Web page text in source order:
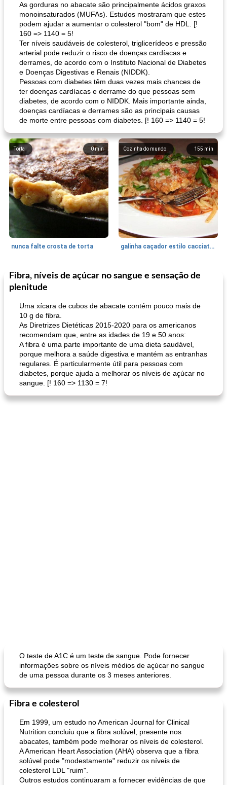
As gorduras no abacate são principalmente ácidos graxos
monoinsaturados (MUFAs). Estudos mostraram que estes
podem ajudar a aumentar o colesterol "bom" de HDL. [!
160 => 1140 = 5!
Ter níveis saudáveis ​​de colesterol, triglicerídeos e pressão
arterial pode reduzir o risco de doenças cardíacas e
derrames, de acordo com o Instituto Nacional de Diabetes
e Doenças Digestivas e Renais (NIDDK).
Pessoas com diabetes têm duas vezes mais chances de
ter doenças cardíacas e derrame do que pessoas sem
diabetes, de acordo com o NIDDK. Mais importante ainda,
doenças cardíacas e derrames são as principais causas
de morte entre pessoas com diabetes. [! 160 => 1140 = 5!
0min
Torta
nunca falte crosta de torta
155 min
Cozinha do mundo
galinha caçador estilo cacciatore
1470min
Feriados e Eventos
queijo festivo mergulho 'slaw'
25
Punch Beverage
perfurador de romã temperada
Fibra, níveis de açúcar no sangue e sensação de
plenitude
Uma xícara de cubos de abacate contém pouco mais de
10 g de fibra.
As Diretrizes Dietéticas 2015-2020 para os americanos
recomendam que, entre as idades de 19 e 50 anos:
A fibra é uma parte importante de uma dieta saudável,
porque melhora a saúde digestiva e mantém as entranhas
regulares. É particularmente útil para pessoas com
diabetes, porque ajuda a melhorar os níveis de açúcar no
sangue. [! 160 => 1130 = 7!
O teste de A1C é um teste de sangue. Pode fornecer
informações sobre os níveis médios de açúcar no sangue
de uma pessoa durante os 3 meses anteriores.
Fibra e colesterol
Em 1999, um estudo no American Journal for Clinical
Nutrition concluiu que a fibra solúvel, presente nos
abacates, também pode melhorar os níveis de colesterol.
A American Heart Association (AHA) observa que a fibra
solúvel pode "modestamente" reduzir os níveis de
colesterol LDL "ruim".
Outros estudos continuaram a fornecer evidências de que